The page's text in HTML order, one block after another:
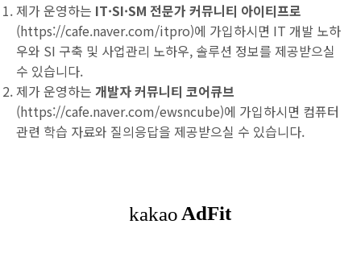
제가 운영하는 IT·SI·SM 전문가 커뮤니티 아이티프로
(https://cafe.naver.com/itpro)에 가입하시면 IT 개발 노하
우와 SI 구축 및 사업관리 노하우, 솔루션 정보를 제공받으실
수 있습니다.
제가 운영하는 개발자 커뮤니티 코어큐브
(https://cafe.naver.com/ewsncube)에 가입하시면 컴퓨터
관련 학습 자료와 질의응답을 제공받으실 수 있습니다.